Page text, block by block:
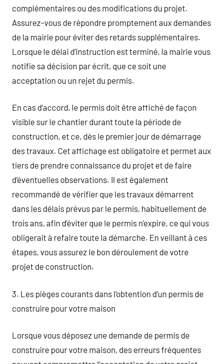
complémentaires ou des modifications du projet.
Assurez-vous de répondre promptement aux demandes
de la mairie pour éviter des retards supplémentaires.
Lorsque le délai d’instruction est terminé, la mairie vous
notifie sa décision par écrit, que ce soit une
acceptation ou un rejet du permis.
En cas d’accord, le permis doit être affiché de façon
visible sur le chantier durant toute la période de
construction, et ce, dès le premier jour de démarrage
des travaux. Cet affichage est obligatoire et permet aux
tiers de prendre connaissance du projet et de faire
d’éventuelles observations. Il est également
recommandé de vérifier que les travaux démarrent
dans les délais prévus par le permis, habituellement de
trois ans, afin d’éviter que le permis n’expire, ce qui vous
obligerait à refaire toute la démarche. En veillant à ces
étapes, vous assurez le bon déroulement de votre
projet de construction.
3. Les pièges courants dans l’obtention d’un permis de
construire pour votre maison
Lorsque vous déposez une demande de permis de
construire pour votre maison, des erreurs fréquentes